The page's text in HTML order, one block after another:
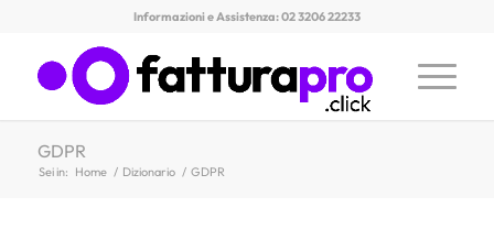
Informazioni e Assistenza: 02 3206 22233
GDPR
Sei in: Home / Dizionario / GDPR